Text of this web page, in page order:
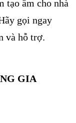
tạo ẩm cho nhà
gọi ngay
và hỗ trợ.
GIA